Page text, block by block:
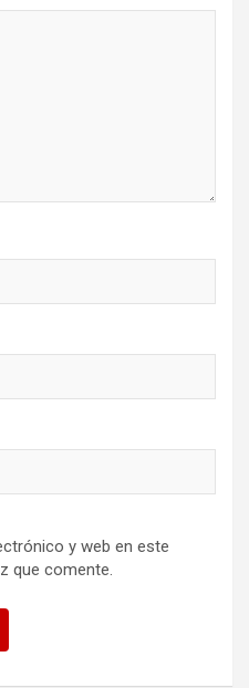
y web en este
que comente.